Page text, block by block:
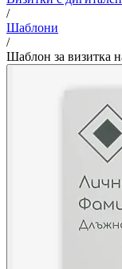
/
Шаблони
/
Шаблон за визитка